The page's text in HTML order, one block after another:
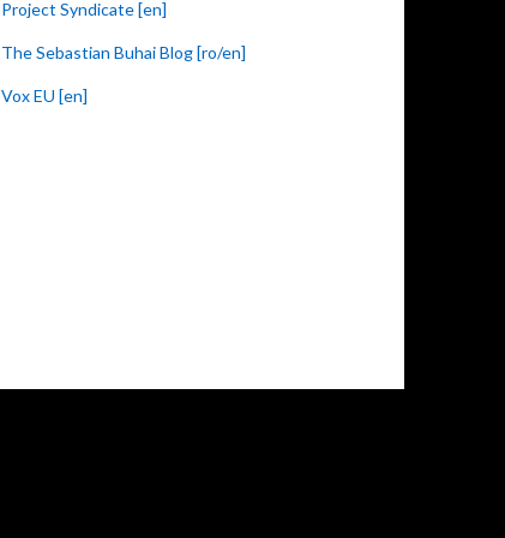
Project Syndicate [en]
The Sebastian Buhai Blog [ro/en]
Vox EU [en]